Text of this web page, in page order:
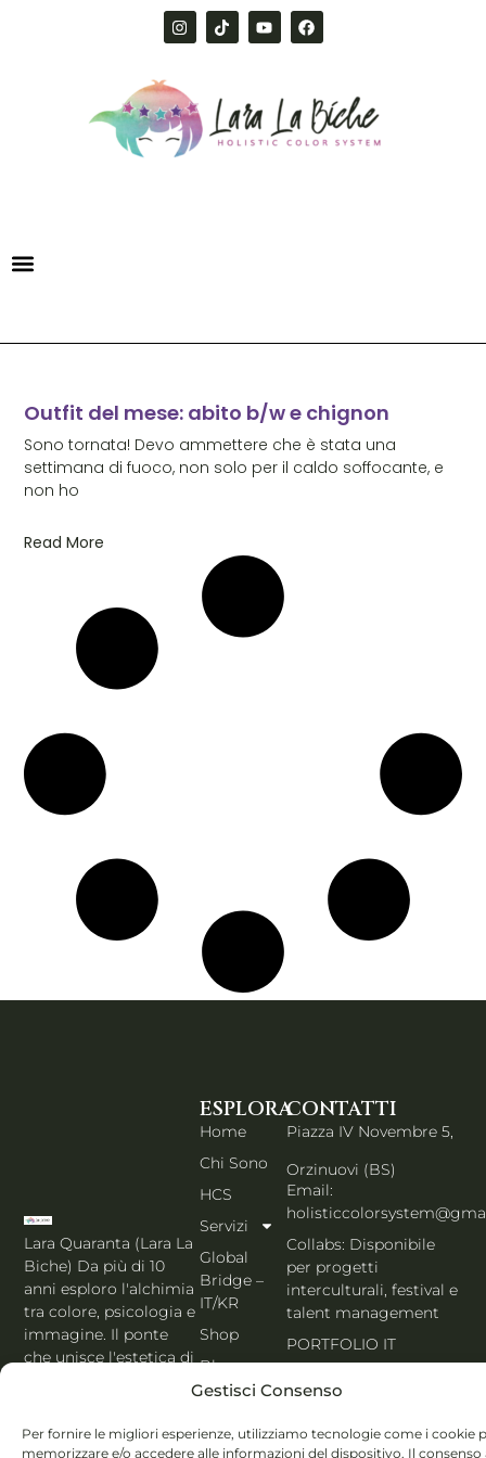
Gestisci Consenso
Per fornire le migliori esperienze, utilizziamo tecnologie come i cookie
memorizzare e/o accedere alle informazioni del dispositivo. Il consenso
Outfit del mese: abito b/w e chignon
Sono tornata! Devo ammettere che è stata una
settimana di fuoco, non solo per il caldo soffocante, e
non ho
Read More
Lara Quaranta (Lara La
Biche) Da più di 10
anni esploro l'alchimia
tra colore, psicologia e
immagine. Il ponte
che unisce l'estetica di
MBTI, Enneagramma &
Holistic Color
ESPLORA
Home
Chi Sono
HCS
Servizi
Global
Bridge –
IT/KR
Shop
Blog
Contatti
Italiano
CONTATTI
Piazza IV Novembre 5,
Orzinuovi (BS)
Email:
Collabs: Disponibile
per progetti
interculturali, festival e
talent management
PORTFOLIO IT